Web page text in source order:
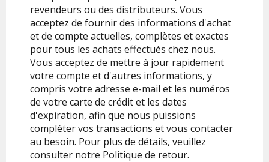
revendeurs ou des distributeurs. Vous
acceptez de fournir des informations d'achat
et de compte actuelles, complètes et exactes
pour tous les achats effectués chez nous.
Vous acceptez de mettre à jour rapidement
votre compte et d'autres informations, y
compris votre adresse e-mail et les numéros
de votre carte de crédit et les dates
d'expiration, afin que nous puissions
compléter vos transactions et vous contacter
au besoin. Pour plus de détails, veuillez
consulter notre Politique de retour.